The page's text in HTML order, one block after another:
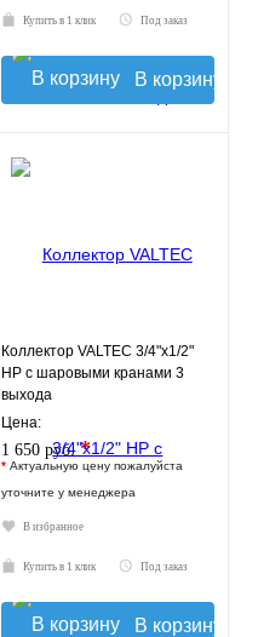
Купить в 1 клик Под заказ
В корзину
Коллектор VALTEC 3/4"х1/2"
НР с шаровыми кранами 3
выхода
Цена:
1 650 руб.*
* Актуальную цену пожалуйста
уточните у менеджера
В избранное
Купить в 1 клик Под заказ
В корзину